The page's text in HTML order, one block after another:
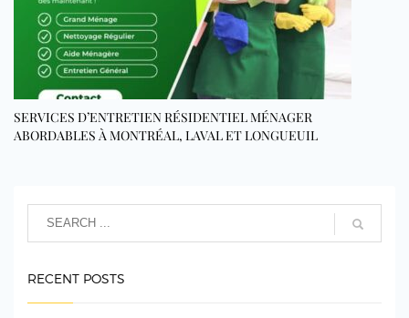
SERVICES D’ENTRETIEN RÉSIDENTIEL MÉNAGER
ABORDABLES À MONTRÉAL, LAVAL ET LONGUEUIL
RECENT POSTS